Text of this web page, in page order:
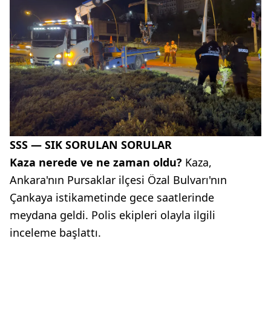
SSS — SIK SORULAN SORULAR
Kaza nerede ve ne zaman oldu? Kaza,
Ankara'nın Pursaklar ilçesi Özal Bulvarı'nın
Çankaya istikametinde gece saatlerinde
meydana geldi. Polis ekipleri olayla ilgili
inceleme başlattı.